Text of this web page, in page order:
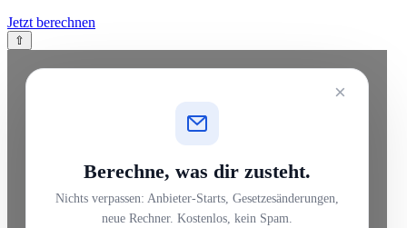
Jetzt berechnen
⇧
×
Berechne, was dir zusteht.
Nichts verpassen: Anbieter-Starts, Gesetzesänderungen,
neue Rechner. Kostenlos, kein Spam.